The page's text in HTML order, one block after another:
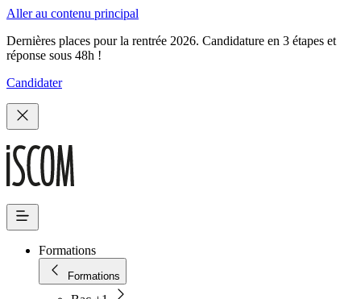
Aller au contenu principal
Dernières places pour la rentrée 2026. Candidature en 3 étapes et
réponse sous 48h !
Candidater
Formations
Formations